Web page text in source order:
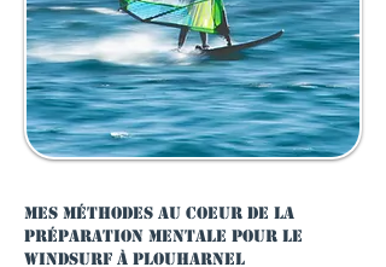
Mes méthodes au coeur de la
préparation mentale pour le
windsurf à Plouharnel